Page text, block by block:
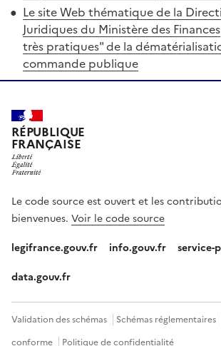
Le site Web thématique de la
Juridiques du Ministère des Finances
très pratiques" de la
commande publique
RÉPUBLIQUE
FRANÇAISE
Le code source est ouvert et les
bienvenues. Voir le code source
legifrance.gouv.fr info.gouv.fr service-
data.gouv.fr
Validation des schémas Schémas réglementaires
conforme
Politique de confidentialité